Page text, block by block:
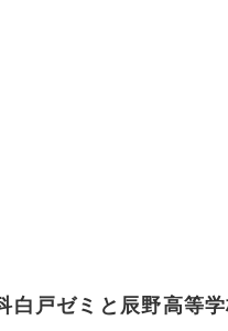
白戸ゼミと辰野高等